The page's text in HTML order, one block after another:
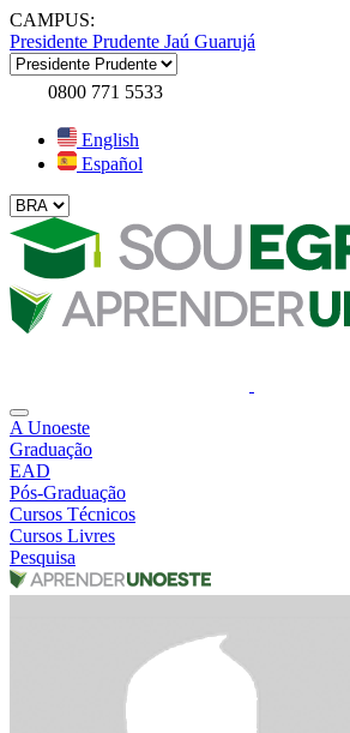
CAMPUS:
Presidente Prudente Jaú Guarujá
0800 771 5533
English
Español
A Unoeste
Graduação
EAD
Pós-Graduação
Cursos Técnicos
Cursos Livres
Pesquisa